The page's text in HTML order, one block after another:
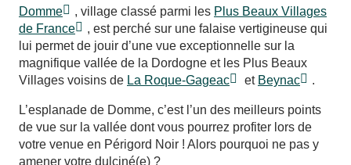
Domme , village classé parmi les Plus Beaux Villages
de France
, est perché sur une falaise vertigineuse qui
lui permet de jouir d’une vue exceptionnelle sur la
magnifique vallée de la Dordogne et les Plus Beaux
Villages voisins de La Roque-Gageac et Beynac .
L’esplanade de Domme, c’est l’un des meilleurs points
de vue sur la vallée dont vous pourrez profiter lors de
votre venue en Périgord Noir ! Alors pourquoi ne pas y
amener votre dulciné(e) ?